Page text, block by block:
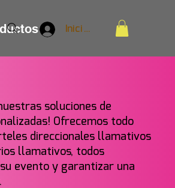
Iniciar sesión
soluciones de
Ofrecemos todo
direccionales llamativos
llamativos, todos
evento y garantizar una